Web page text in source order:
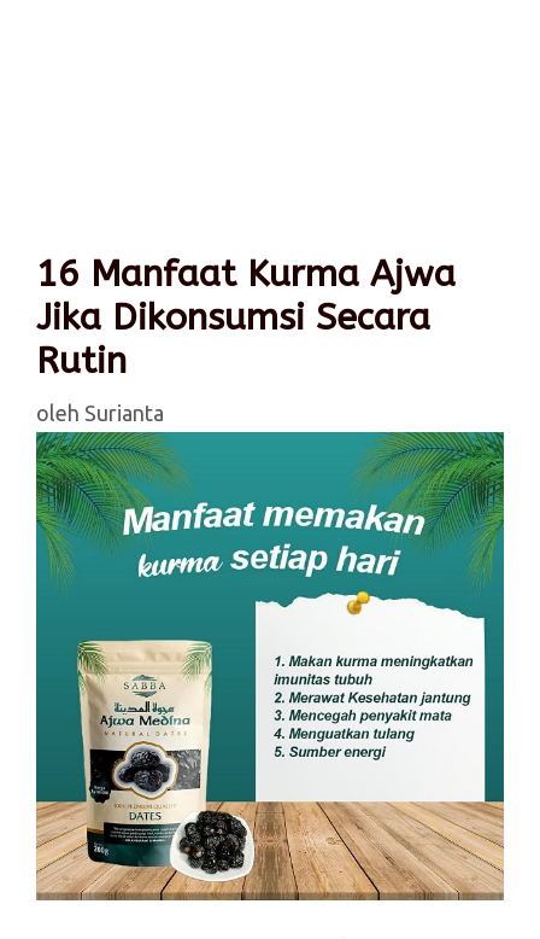
16 Manfaat Kurma Ajwa
Jika Dikonsumsi Secara
Rutin
oleh Surianta